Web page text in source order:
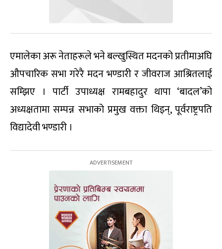
एमालेका अरू नेताहरूले भने बल्खुस्थित मदनको प्रतीमाअघि
औपचारिक सभा गरेरै मदन भण्डारी र जीवराज आश्रितलाई
सम्झिए । पार्टी उपाध्यक्ष रामबहादुर थापा ‘बादल’को
अध्यक्षतामा सम्पन्न सभाको प्रमुख वक्ता थिइन्, पूर्वराष्ट्रपति
विद्यादेवी भण्डारी ।